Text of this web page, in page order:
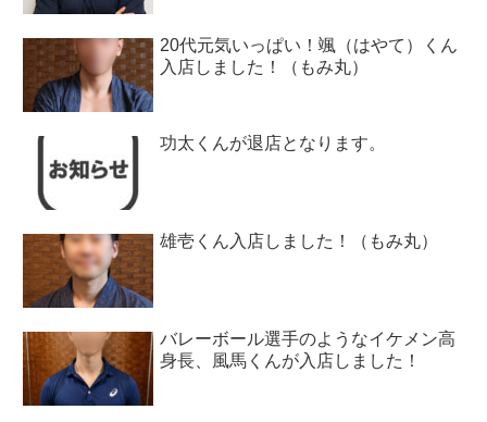
20代元気いっぱい！颯（はやて）くん
入店しました！（もみ丸）
功太くんが退店となります。
雄壱くん入店しました！（もみ丸）
バレーボール選手のようなイケメン高
身長、風馬くんが入店しました！